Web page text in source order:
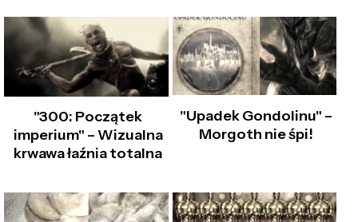
"300: Początek
imperium" – Wizualna
krwawa łaźnia totalna
"Upadek Gondolinu" –
Morgoth nie śpi!